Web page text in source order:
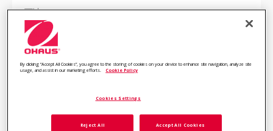
可读
性
可读
性
By clicking “Accept All Cookies”, you agree to the storing of cookies on your device to enhance site navigation, analyze site
usage, and assist in our marketing efforts.
Cookie Policy
Cookies Settings
Reject All Accept All Cookies